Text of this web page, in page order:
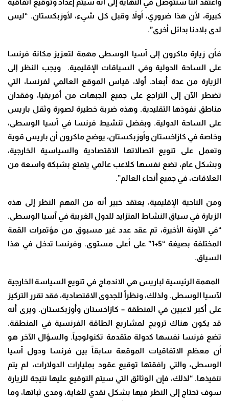
وأعتقد أننا سنتوصل في النهاية إلى أنه سيتم إعداد وتوقيع اتفاقية
كبيرة، لأن هذا ضروري، أولاً وقبل كل شيء، لأوزبكستان. “ليس
لدى بلادنا بدائل أخرى”.
فأن زيارة ماكرون إلى آسيا الوسطى مهمة لتعزيز مكانة فرنسا
على الساحة الدولية وفي السياقات الإقليمية. ويجب النظر إلى
الزيارة من عدة أبعاد. أولا، قياس الموقع العالمي لفرنسا، التي
تضطر الآن إلى التراجع على جميع الجبهات من أفريقيا، وفقدان
مناطق نفوذها التقليدية. وهذه ضربة خطيرة لصورة وثقل باريس
على الساحة الدولية. وبفضل تنشيط فرنسا في آسيا الوسطى،
وخاصة في كازاخستان وأوزبكستان، يوضح ماكرون أن باريس قوية
وتعمل على تنويع اتصالاتها الاقتصادية والسياسية الخارجية،
وبشكل عام، تضع نفسها كلاعب عالمي يتمتع بشبكة واسعة من
العلاقات، في جميع أنحاء العالم”.
ومن الناحية الإقليمية، يعتقد خبير أنه من المهم النظر إلى هذه
الزيارة في سياق النشاط المتزايد للدول الغربية في آسيا الوسطى.
“في الآونة الأخيرة، تم عقد عدد غير مسبوق من مؤتمرات القمة
المختلفة بصيغة “5+1” على أعلى مستوى. وفرنسا تدخل في هذا
السياق.
المهمة الرئيسية لباريس هي الاندماج في تنويع السياسة الخارجية
لآسيا الوسطى. ولذلك، ونظراً للجدوى الاقتصادية، فقد تقرر التركيز
على أكبر لاعبين في المنطقة – كازاخستان وأوزبكستان. ويرى أنه
قد يكون هناك ترويج لمشاريع الطاقة الفرنسية في المنطقة.
تضع فرنسا نفسها كدولة متقدمة تكنولوجياً. والسؤال الآخر هو
أن معظم الاتفاقيات الموقعة سابقاً بين فرنسا ودول آسيا
الوسطى، والتي رافقتها توقيع عقود بمليارات الدولارات، لم يتم
تنفيذها. “لذلك، فإن الوثائق التي سيتم التوقيع عليها نتيجة للزيارة
سوف تحتاج إلى النظر فيها بشكل نقدي للغاية، ومدى ثباتها، وما